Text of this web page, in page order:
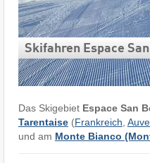
Skifahren Espace
Das Skigebiet Espace San
Tarentaise(Frankreich
und am Monte Bianco